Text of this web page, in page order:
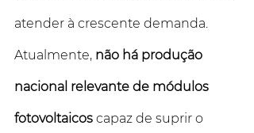
atender à crescente demanda.
Atualmente, não há produção
nacional relevante de módulos
fotovoltaicos capaz de suprir o